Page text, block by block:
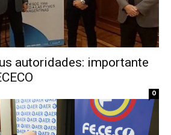
autoridades: importante
0